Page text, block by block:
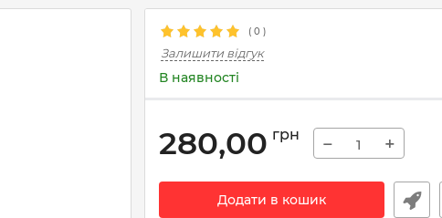
( 0 )
Залишити відгук
В наявності
280,00 грн − +
Додати в кошик